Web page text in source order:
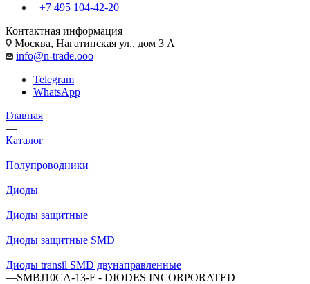
+7 495 104-42-20
Контактная информация
Москва, Нагатинская ул., дом 3 А
info@n-trade.ooo
Telegram
WhatsApp
Главная
—
Каталог
—
Полупроводники
—
Диоды
—
Диоды защитные
—
Диоды защитные SMD
—
Диоды transil SMD двунаправленные
—SMBJ10CA-13-F - DIODES INCORPORATED